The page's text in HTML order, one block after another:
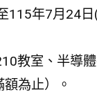
115年7月24
教室、半導體
為止）。